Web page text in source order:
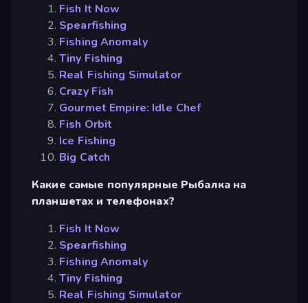
Fish It Now
Spearfishing
Fishing Anomaly
Tiny Fishing
Real Fishing Simulator
Crazy Fish
Gourmet Empire: Idle Chef
Fish Orbit
Ice Fishing
Big Catch
Какие самые популярные Рыбалка на
планшетах и телефонах?
Fish It Now
Spearfishing
Fishing Anomaly
Tiny Fishing
Real Fishing Simulator